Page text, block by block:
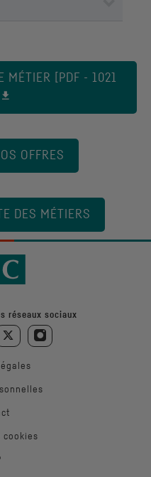
MÉTIER [PDF - 1021
OFFRES
DES MÉTIERS
réseaux sociaux
sur LinkedIn
nous sur Facebook
Retrouvez-nous sur Twitter
Retrouvez-nous sur
cookies